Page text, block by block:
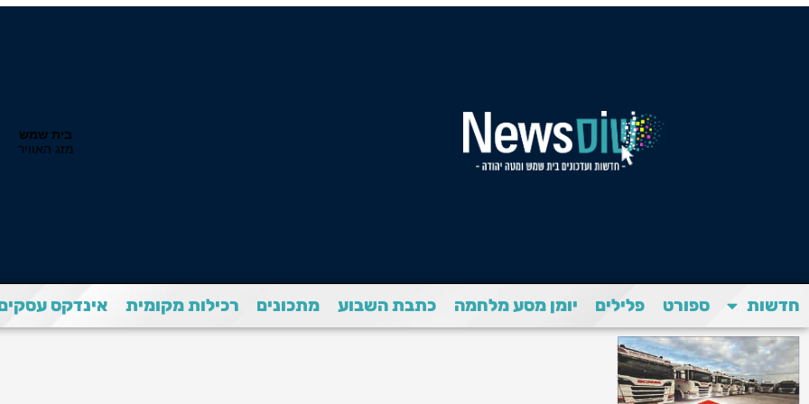
חדשות ספורט פלילים יומן מסע מלחמה כתבת השבוע מתכונים רכילות מקומית אינדקס